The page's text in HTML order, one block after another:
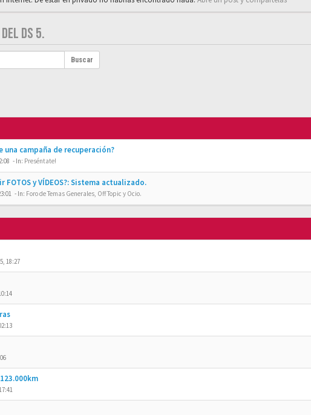
DS 5.
Buscar
una campaña de recuperación?
- In: Preséntate!
FOTOS y VÍDEOS?: Sistema actualizado.
- In: Foro de Temas Generales, Off Topic y Ocio.
18:27